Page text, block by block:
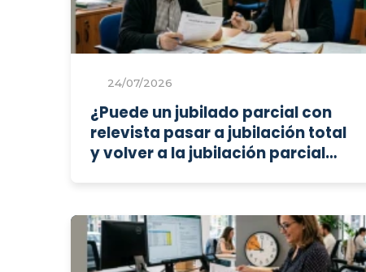
24/07/2026
¿Puede un jubilado parcial con
relevista pasar a jubilación total
y volver a la jubilación parcial